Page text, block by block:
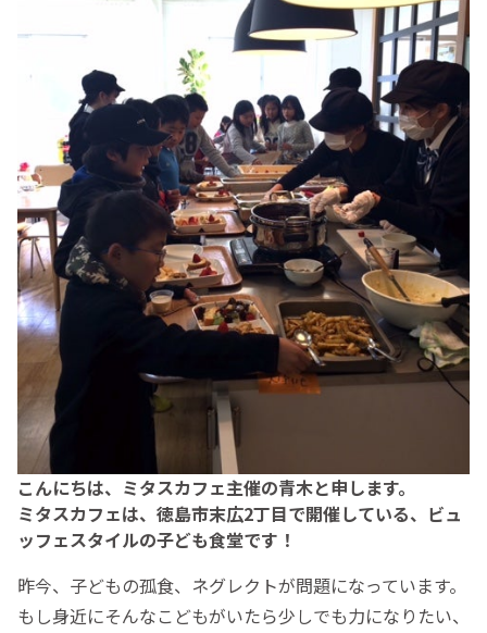
こんにちは、ミタスカフェ主催の青木と申します。
ミタスカフェは、徳島市末広2丁目で開催している、ビュ
ッフェスタイルの子ども食堂です！
昨今、子どもの孤食、ネグレクトが問題になっています。
もし身近にそんなこどもがいたら少しでも力になりたい、